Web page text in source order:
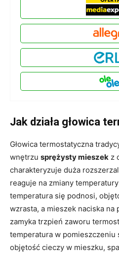
Jak działa głowica
Głowica termostatyczna
wnętrzu sprężysty mieszek z
charakteryzuje duża
reaguje na zmiany
temperatura się podnosi,
wzrasta, a mieszek naciska na
zamyka trzpień zaworu
temperatura w pomieszczeniu
objętość cieczy w mieszku,